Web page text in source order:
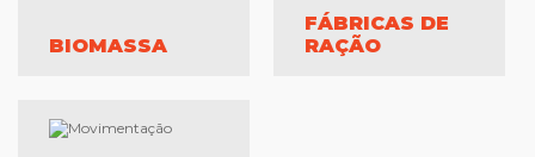
BIOMASSA
FÁBRICAS DE
RAÇÃO